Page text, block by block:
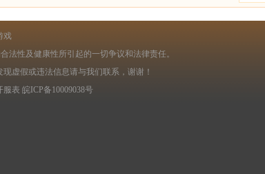
戏
法性及健康性所引起的一切争议和法律责任。
现虚假或违法信息请与我们联系，谢谢！
服表 皖ICP备10009038号